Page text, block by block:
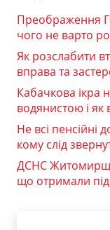
Преображення
чого не варто
Як розслабити
вправа та
Кабачкова ікра
водянистою і
Не всі пенсійні
кому слід
ДСНС
що отримали